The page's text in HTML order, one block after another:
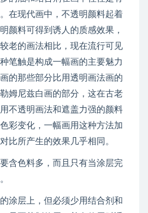
在现代画中，不透明颜料起着
颜料可得到诱人的质感效果，
老的画法相比，现在流行可见
笔触是构成一幅画的主要魅力
的那些部分比用透明画法画的
姆尼兹白画的部分，这在古老
不透明画法和遮盖力强的颜料
彩变化，一幅画用这种方法加
比所产生的效果几乎相同。
含色料多，而且只有当涂层完
涂层上，但必须少用结合剂和